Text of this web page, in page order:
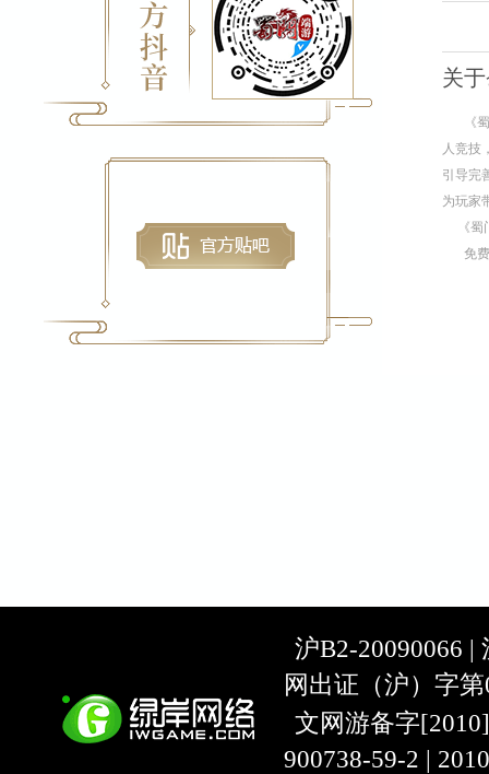
关
《
人竞技
引导完
为玩家
《
免
沪B2-20090066 |
网出证（沪）字
文网游备字
900738-59-2 |